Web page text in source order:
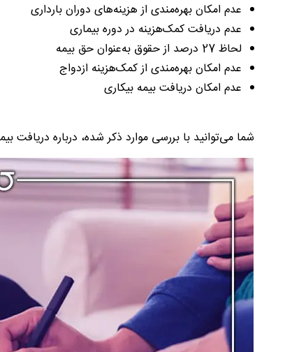
عدم امکان بهره‌مندی از هزینه‌های دوران بارداری
عدم دریافت کمک‌هزینه در دوره بیماری
لحاظ 27 درصد از حقوق به‌عنوان حق بیمه
عدم امکان بهره‌مندی از کمک‌هزینه ازدواج
عدم امکان دریافت بیمه بیکاری
شما می‌توانید با بررسی موارد ذکر شده، درباره